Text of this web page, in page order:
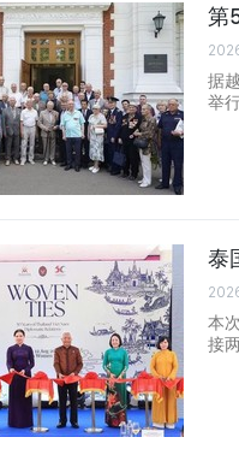
第
据
举行
泰
本
接